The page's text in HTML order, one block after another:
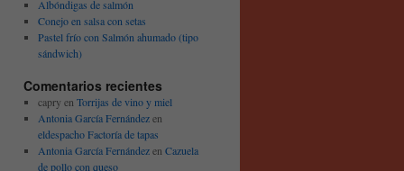
Albóndigas de salmón
Conejo en salsa con setas
Pastel frío con Salmón ahumado (tipo
sándwich)
Comentarios recientes
capry en Torrijas de vino y miel
Antonia García Fernándezen
eldespacho Factoría de tapas
Antonia García Fernándezen Cazuela
de pollo con queso